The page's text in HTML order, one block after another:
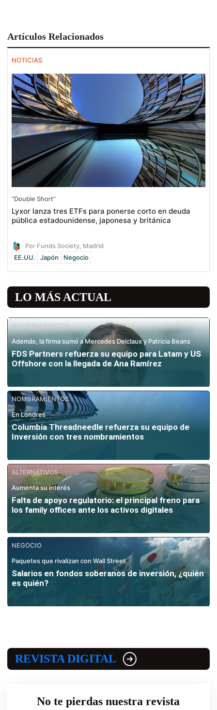
Artículos Relacionados
NOTICIAS
“Double Short”
Lyxor lanza tres ETFs para ponerse corto en deuda
pública estadounidense, japonesa y británica
Por Funds Society, Madrid
EE.UU.
Japón Negocio
LO MÁS ACTUAL
NOMBRAMIENTOS
Además, la firma sumó a Mercedes Delclaux y Patricia Beans
FDS Partners refuerza su equipo para Latam y US
Offshore con la llegada de Ana Ramírez
NOMBRAMIENTOS
En Londres
Columbia Threadneedle refuerza su equipo de
Inversión con tres nombramientos
ALTERNATIVOS
Aumenta su interés
Falta de apoyo regulatorio: el principal freno para
los family offices ante los activos digitales
NEGOCIO
Paquetes que rivalizan con Wall Street
Salarios en fondos soberanos de inversión, ¿quién
es quién?
REVISTA DIGITAL
No te pierdas nuestra revista